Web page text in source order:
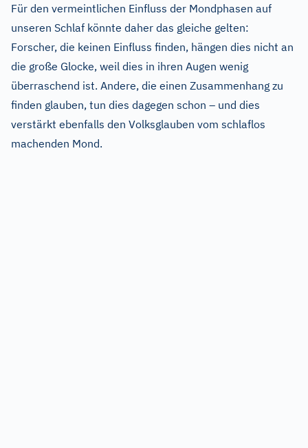
Für den vermeintlichen Einfluss der Mondphasen auf
unseren Schlaf könnte daher das gleiche gelten:
Forscher, die keinen Einfluss finden, hängen dies nicht an
die große Glocke, weil dies in ihren Augen wenig
überraschend ist. Andere, die einen Zusammenhang zu
finden glauben, tun dies dagegen schon – und dies
verstärkt ebenfalls den Volksglauben vom schlaflos
machenden Mond.